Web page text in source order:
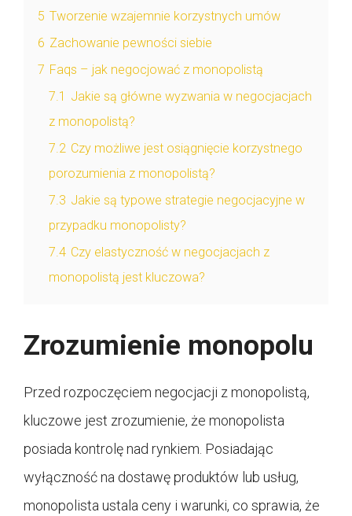
5 Tworzenie wzajemnie korzystnych umów
6 Zachowanie pewności siebie
7 Faqs – jak negocjować z monopolistą
7.1 Jakie są główne wyzwania w negocjacjach
z monopolistą?
7.2 Czy możliwe jest osiągnięcie korzystnego
porozumienia z monopolistą?
7.3 Jakie są typowe strategie negocjacyjne w
przypadku monopolisty?
7.4 Czy elastyczność w negocjacjach z
monopolistą jest kluczowa?
Zrozumienie monopolu
Przed rozpoczęciem negocjacji z monopolistą,
kluczowe jest zrozumienie, że monopolista
posiada kontrolę nad rynkiem. Posiadając
wyłączność na dostawę produktów lub usług,
monopolista ustala ceny i warunki, co sprawia, że